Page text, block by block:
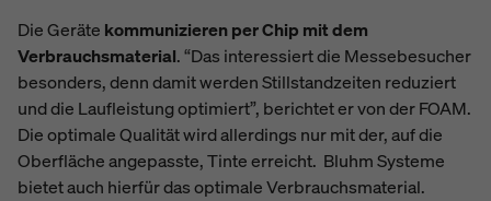
Die Geräte kommunizieren per Chip mit dem
Verbrauchsmaterial. “Das interessiert die Messebesucher
besonders, denn damit werden Stillstandzeiten reduziert
und die Laufleistung optimiert”, berichtet er von der FOAM.
Die optimale Qualität wird allerdings nur mit der, auf die
Oberfläche angepasste, Tinte erreicht. Bluhm Systeme
bietet auch hierfür das optimale Verbrauchsmaterial.